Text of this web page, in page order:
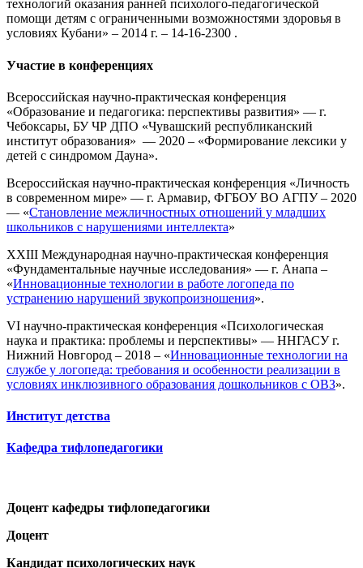
технологий оказания ранней психолого-педагогической
помощи детям с ограниченными возможностями здоровья в
условиях Кубани» – 2014 г. – 14-16-2300 .
Участие в конференциях
Всероссийская научно-практическая конференция
«Образование и педагогика: перспективы развития» — г.
Чебоксары, БУ ЧР ДПО «Чувашский республиканский
институт образования» — 2020 – «Формирование лексики у
детей с синдромом Дауна».
Всероссийская научно-практическая конференция «Личность
в современном мире» — г. Армавир, ФГБОУ ВО АГПУ – 2020
— «Становление межличностных отношений у младших
школьников с нарушениями интеллекта»
XXIII Международная научно-практическая конференция
«Фундаментальные научные исследования» — г. Анапа –
«Инновационные технологии в работе логопеда по
устранению нарушений звукопроизношения».
VI научно-практическая конференция «Психологическая
наука и практика: проблемы и перспективы» — ННГАСУ г.
Нижний Новгород – 2018 – «Инновационные технологии на
службе у логопеда: требования и особенности реализации в
условиях инклюзивного образования дошкольников с ОВЗ».
Институт детства
Кафедра тифлопедагогики
Доцент кафедры тифлопедагогики
Доцент
Кандидат психологических наук